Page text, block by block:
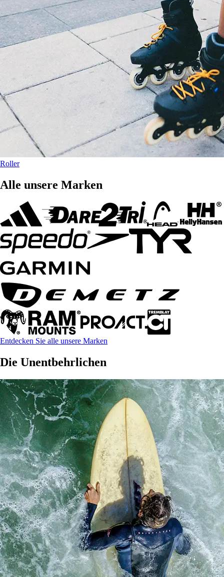
Roller
Alle unsere Marken
Entdecken Sie alle unsere Marken
Die Unentbehrlichen